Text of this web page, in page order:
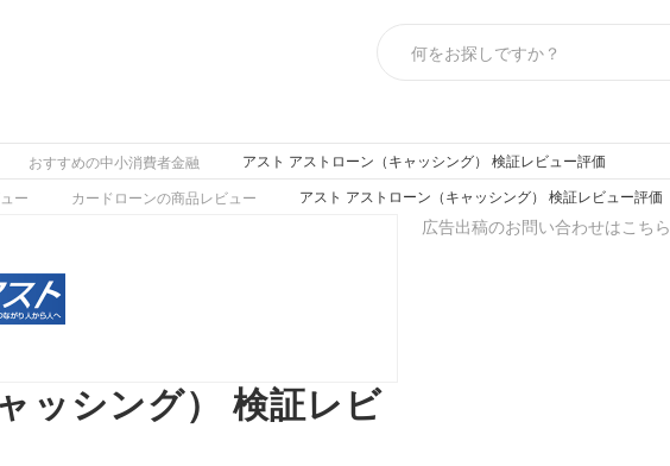
おすすめの中小消費者金融 アスト アストローン（キャッシング） 検証レビュー評価
ー カードローンの商品レビュー アスト アストローン（キャッシング） 検証レビュー評価
ッシング） 検証レビ
広告出稿のお問い合わせはこちら